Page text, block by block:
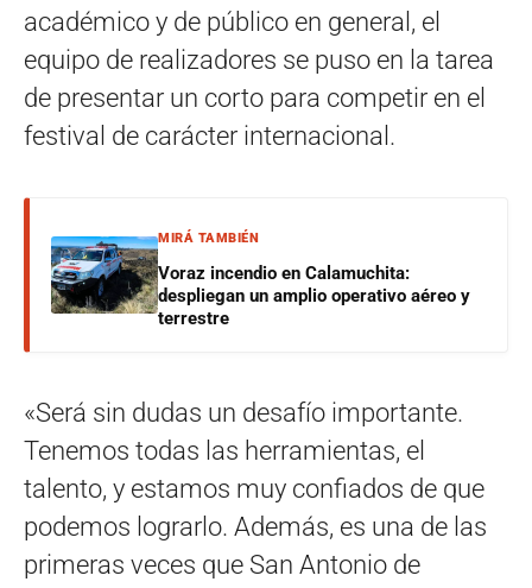
académico y de público en general, el
equipo de realizadores se puso en la tarea
de presentar un corto para competir en el
festival de carácter internacional.
MIRÁ TAMBIÉN
Voraz incendio en Calamuchita:
despliegan un amplio operativo aéreo y
terrestre
«Será sin dudas un desafío importante.
Tenemos todas las herramientas, el
talento, y estamos muy confiados de que
podemos lograrlo. Además, es una de las
primeras veces que San Antonio de